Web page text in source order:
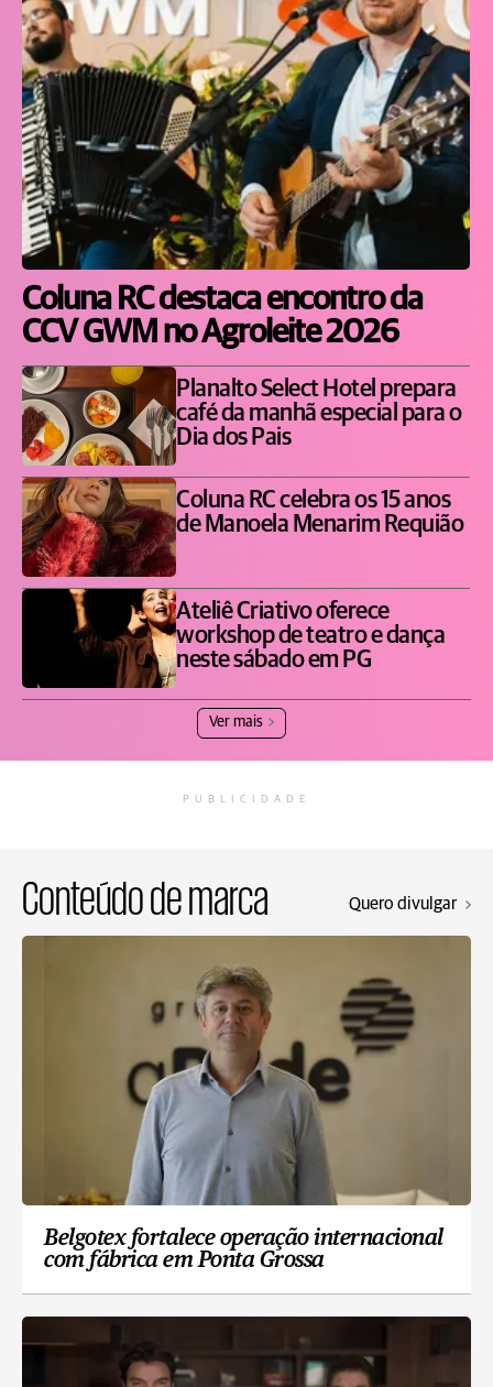
Coluna RC destaca encontro da
CCV GWM no Agroleite 2026
Planalto Select Hotel prepara
café da manhã especial para o
Dia dos Pais
Coluna RC celebra os 15 anos
de Manoela Menarim Requião
Ateliê Criativo oferece
workshop de teatro e dança
neste sábado em PG
Ver mais
PUBLICIDADE
Conteúdo de marca Quero divulgar
Belgotex fortalece operação internacional
com fábrica em Ponta Grossa